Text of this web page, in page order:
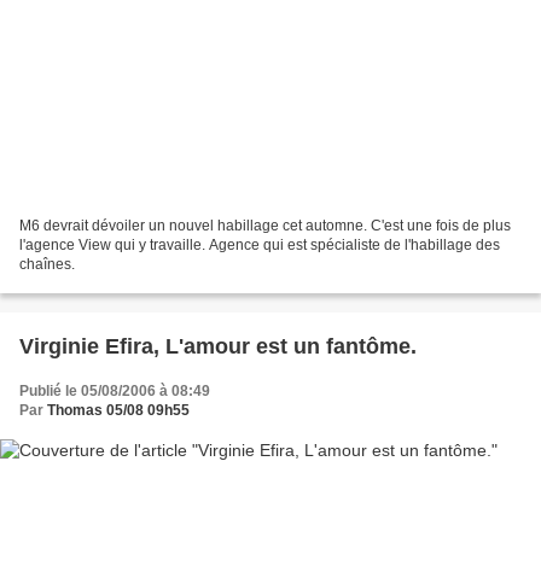
M6 devrait dévoiler un nouvel habillage cet automne. C'est une fois de plus
l'agence View qui y travaille. Agence qui est spécialiste de l'habillage des
chaînes.
Virginie Efira, L'amour est un fantôme.
Publié le 05/08/2006 à 08:49
Par Thomas 05/08 09h55